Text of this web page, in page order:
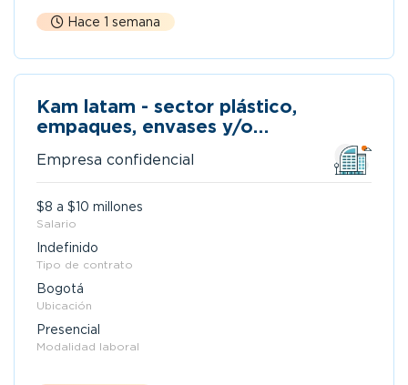
Hace 1 semana
Kam latam - sector plástico,
empaques, envases y/o
Empresa confidencial
$8 a $10 millones
Salario
Indefinido
Tipo de contrato
Bogotá
Ubicación
Presencial
Modalidad laboral